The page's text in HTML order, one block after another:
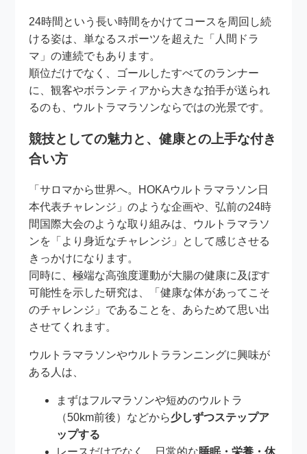
24時間という長い時間をかけてコースを周回し続
ける姿は、単なるスポーツを超えた「人間ドラ
マ」の連続でもあります。
順位だけでなく、ゴールしたすべてのランナー
に、観客やボランティアから大きな拍手が送られ
るのも、ウルトラマラソンならではの光景です。
競技としての魅力と、健康との上手な付き
合い方
「サロマから世界へ。HOKAウルトラマラソン日
本代表チャレンジ」のような企画や、弘前の24時
間国際大会のような取り組みは、ウルトラマラソ
ンを「より身近なチャレンジ」として感じさせる
きっかけになります。
同時に、極端な高強度運動が大腸の健康に及ぼす
可能性を示した研究は、「健康な体があってこそ
のチャレンジ」であることを、あらためて思い出
させてくれます。
ウルトラマラソンやウルトラランニングに興味が
ある人は、
まずはフルマラソンや短めのウルトラ
（50km前後）などから少しずつステップア
ップする